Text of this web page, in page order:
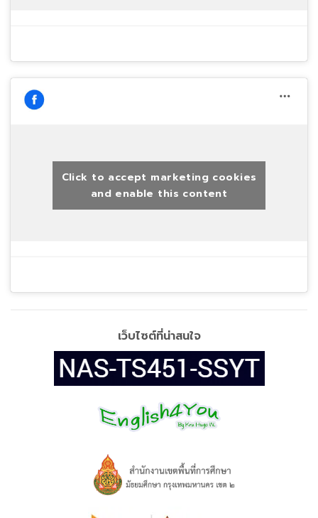
Click to accept marketing cookies
and enable this content
เว็บไซต์ที่น่าสนใจ